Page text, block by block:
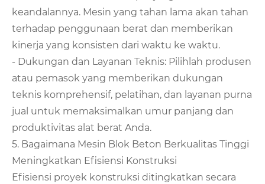
keandalannya. Mesin yang tahan lama akan tahan
terhadap penggunaan berat dan memberikan
kinerja yang konsisten dari waktu ke waktu.
- Dukungan dan Layanan Teknis: Pilihlah produsen
atau pemasok yang memberikan dukungan
teknis komprehensif, pelatihan, dan layanan purna
jual untuk memaksimalkan umur panjang dan
produktivitas alat berat Anda.
5. Bagaimana Mesin Blok Beton Berkualitas Tinggi
Meningkatkan Efisiensi Konstruksi
Efisiensi proyek konstruksi ditingkatkan secara